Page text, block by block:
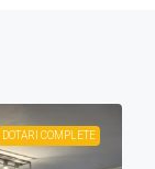
DOTARI COMPLETE